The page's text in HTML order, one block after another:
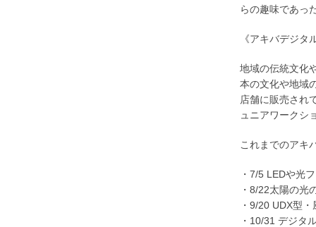
らの趣味であっ
《アキバデジタ
地域の伝統文化
本の文化や地域
店舗に販売され
ュニアワークシ
これまでのアキ
・7/5 LEDや光
・8/22太陽の光
・9/20 UDX型
・10/31 デジタ